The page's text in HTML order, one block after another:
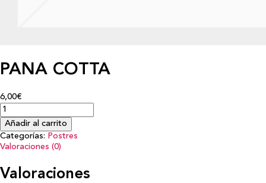
PANA COTTA
6,00€
Añadir al carrito
Categorías: Postres
Valoraciones (0)
Valoraciones